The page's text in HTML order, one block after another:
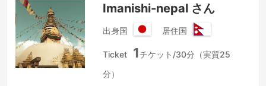
よろ… 続きを見る »
Imanishi-nepal さん
出身国
本
居住国
パ
Ticket 1チケット/30分（実質25
分）